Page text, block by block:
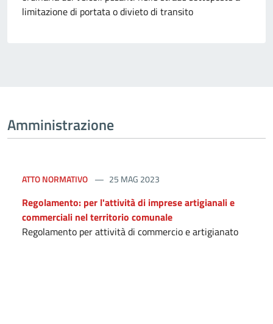
limitazione di portata o divieto di transito
Amministrazione
ATTO NORMATIVO 25 MAG 2023
Regolamento: per l'attività di imprese artigianali e
commerciali nel territorio comunale
Regolamento per attività di commercio e artigianato